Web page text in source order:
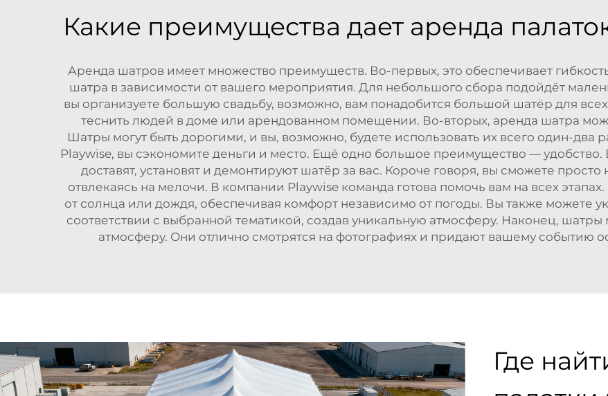
Какие преимущества дает аренда
Аренда шатров имеет множество преимуществ. Во-первых, это обеспечивает
шатра в зависимости от вашего мероприятия. Для небольшого сбора подойдёт
вы организуете большую свадьбу, возможно, вам понадобится большой шатёр для всех
теснить людей в доме или арендованном помещении. Во-вторых, аренда шатра
Шатры могут быть дорогими, и вы, возможно, будете использовать их всего один-два
Playwise, вы сэкономите деньги и место. Ещё одно большое преимущество —
доставят, установят и демонтируют шатёр за вас. Короче говоря, вы сможете
отвлекаясь на мелочи. В компании Playwise команда готова помочь вам на всех
от солнца или дождя, обеспечивая комфорт независимо от погоды. Вы также можете
соответствии с выбранной тематикой, создав уникальную атмосферу. Наконец, шатры
атмосферу. Они отлично смотрятся на фотографиях и придают вашему событию
Где